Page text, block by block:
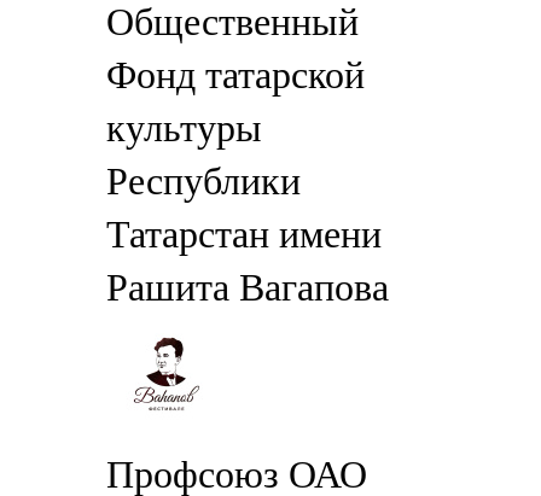
Общественный
Фонд татарской
культуры
Республики
Татарстан имени
Рашита Вагапова
Профсоюз ОАО